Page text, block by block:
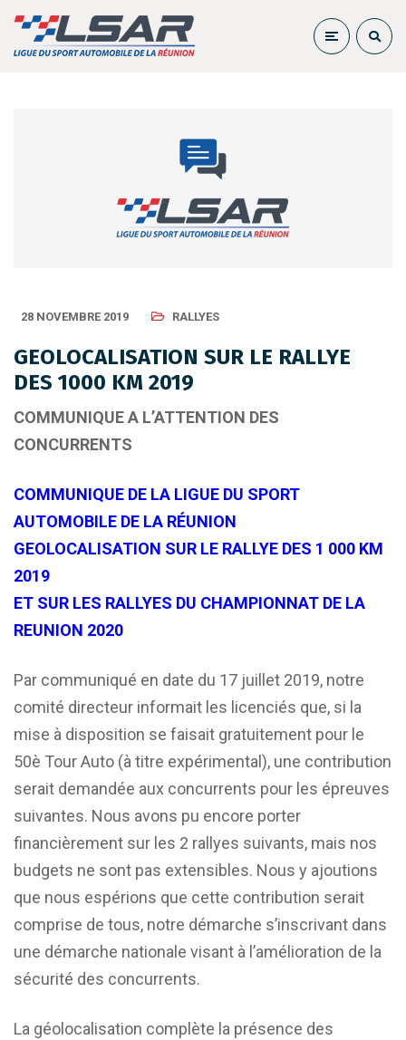
28 NOVEMBRE 2019 RALLYES
GEOLOCALISATION SUR LE RALLYE
DES 1000 KM 2019
COMMUNIQUE A L’ATTENTION DES
CONCURRENTS
COMMUNIQUE DE LA LIGUE DU SPORT
AUTOMOBILE DE LA RÉUNION
GEOLOCALISATION SUR LE RALLYE DES 1 000 KM
2019
ET SUR LES RALLYES DU CHAMPIONNAT DE LA
REUNION 2020
Par communiqué en date du 17 juillet 2019, notre
comité directeur informait les licenciés que, si la
mise à disposition se faisait gratuitement pour le
50è Tour Auto (à titre expérimental), une contribution
serait demandée aux concurrents pour les épreuves
suivantes. Nous avons pu encore porter
financièrement sur les 2 rallyes suivants, mais nos
budgets ne sont pas extensibles. Nous y ajoutions
que nous espérions que cette contribution serait
comprise de tous, notre démarche s’inscrivant dans
une démarche nationale visant à l’amélioration de la
sécurité des concurrents.
La géolocalisation complète la présence des